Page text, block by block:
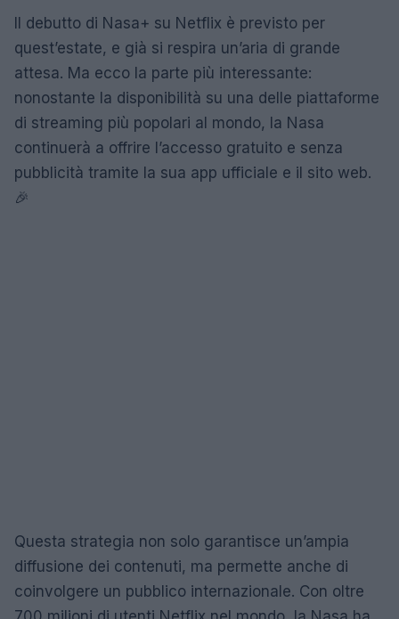
Il debutto di Nasa+ su Netflix è previsto per
quest’estate, e già si respira un’aria di grande
attesa. Ma ecco la parte più interessante:
nonostante la disponibilità su una delle piattaforme
di streaming più popolari al mondo, la Nasa
continuerà a offrire l’accesso gratuito e senza
pubblicità tramite la sua app ufficiale e il sito web.
🎉
Questa strategia non solo garantisce un’ampia
diffusione dei contenuti, ma permette anche di
coinvolgere un pubblico internazionale. Con oltre